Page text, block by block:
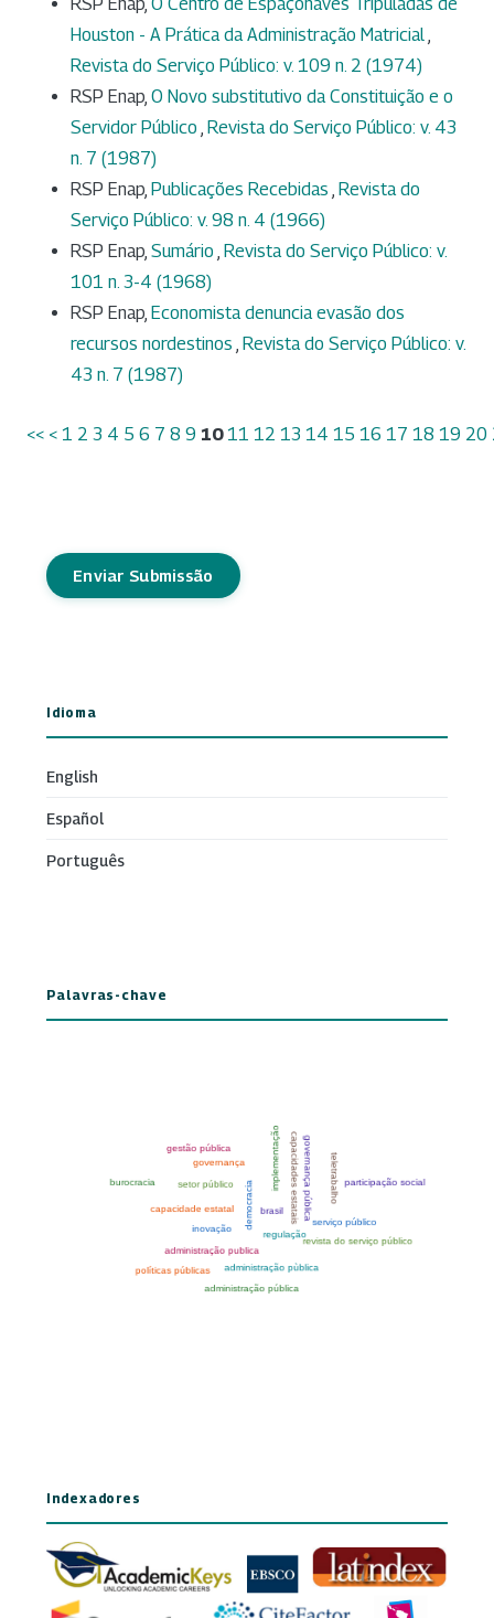
Houston - A Prática da Administração Matricial,
Revista do Serviço Público: v. 109 n. 2 (1974)
RSP Enap, O Novo substitutivo da Constituição e o
Servidor Público , Revista do Serviço Público: v. 43
n. 7 (1987)
RSP Enap, Publicações Recebidas , Revista do
Serviço Público: v. 98 n. 4 (1966)
RSP Enap, Sumário , Revista do Serviço Público: v.
101 n. 3-4 (1968)
RSP Enap, Economista denuncia evasão dos
recursos nordestinos , Revista do Serviço Público: v.
43 n. 7 (1987)
<< < 1 2 3 4 5 6 7 8 9 10 11 12 13 14 15 16 17 18 19 20
Enviar Submissão
Idioma
English
Español
Português
Palavras-chave
Indexadores